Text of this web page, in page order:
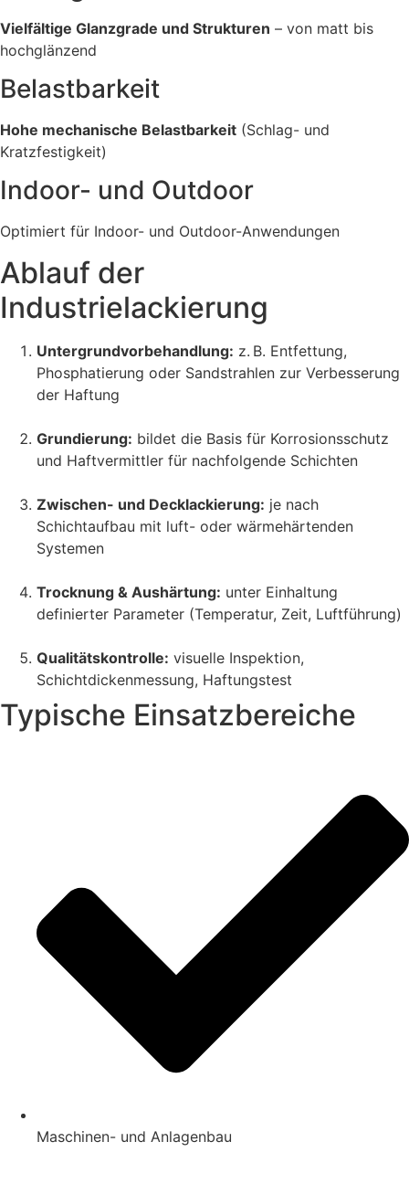
Vielfältige Glanzgrade und Strukturen – von matt bis
hochglänzend
Belastbarkeit
Hohe mechanische Belastbarkeit (Schlag- und
Kratzfestigkeit)
Indoor- und Outdoor
Optimiert für Indoor- und Outdoor-Anwendungen
Ablauf der
Industrielackierung
Untergrundvorbehandlung: z. B. Entfettung,
Phosphatierung oder Sandstrahlen zur Verbesserung
der Haftung
Grundierung: bildet die Basis für Korrosionsschutz
und Haftvermittler für nachfolgende Schichten
Zwischen- und Decklackierung: je nach
Schichtaufbau mit luft- oder wärmehärtenden
Systemen
Trocknung & Aushärtung: unter Einhaltung
definierter Parameter (Temperatur, Zeit, Luftführung)
Qualitätskontrolle: visuelle Inspektion,
Schichtdickenmessung, Haftungstest
Typische Einsatzbereiche
Maschinen- und Anlagenbau